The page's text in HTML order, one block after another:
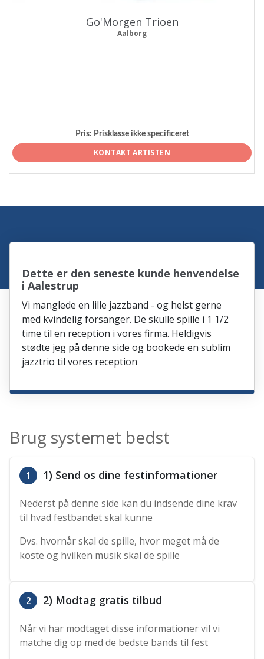
Go'Morgen Trioen
Aalborg
Pris: Prisklasse ikke specificeret
KONTAKT ARTISTEN
Dette er den seneste kunde henvendelse
i Aalestrup
Vi manglede en lille jazzband - og helst gerne
med kvindelig forsanger. De skulle spille i 1 1/2
time til en reception i vores firma. Heldigvis
stødte jeg på denne side og bookede en sublim
jazztrio til vores reception
Brug systemet bedst
1 1) Send os dine festinformationer
Nederst på denne side kan du indsende dine krav
til hvad festbandet skal kunne
Dvs. hvornår skal de spille, hvor meget må de
koste og hvilken musik skal de spille
2 2) Modtag gratis tilbud
Når vi har modtaget disse informationer vil vi
matche dig op med de bedste bands til fest